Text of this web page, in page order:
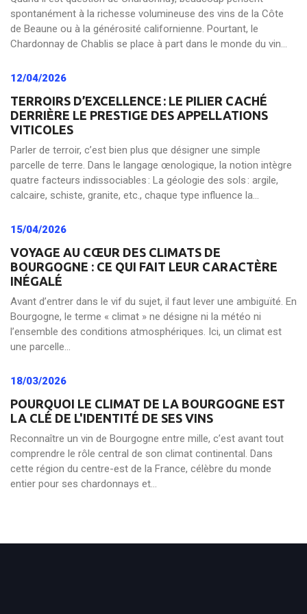
spontanément à la richesse volumineuse des vins de la Côte
de Beaune ou à la générosité californienne. Pourtant, le
Chardonnay de Chablis se place à part dans le monde du vin...
12/04/2026
TERROIRS D’EXCELLENCE : LE PILIER CACHÉ
DERRIÈRE LE PRESTIGE DES APPELLATIONS
VITICOLES
Parler de terroir, c’est bien plus que désigner une simple
parcelle de terre. Dans le langage œnologique, la notion intègre
quatre facteurs indissociables : La géologie des sols : argile,
calcaire, schiste, granite, etc., chaque type influence la...
15/04/2026
VOYAGE AU CŒUR DES CLIMATS DE
BOURGOGNE : CE QUI FAIT LEUR CARACTÈRE
INÉGALÉ
Avant d’entrer dans le vif du sujet, il faut lever une ambiguïté. En
Bourgogne, le terme « climat » ne désigne ni la météo ni
l’ensemble des conditions atmosphériques. Ici, un climat est
une parcelle...
18/03/2026
POURQUOI LE CLIMAT DE LA BOURGOGNE EST
LA CLÉ DE L'IDENTITÉ DE SES VINS
Reconnaître un vin de Bourgogne entre mille, c’est avant tout
comprendre le rôle central de son climat continental. Dans
cette région du centre-est de la France, célèbre du monde
entier pour ses chardonnays et...